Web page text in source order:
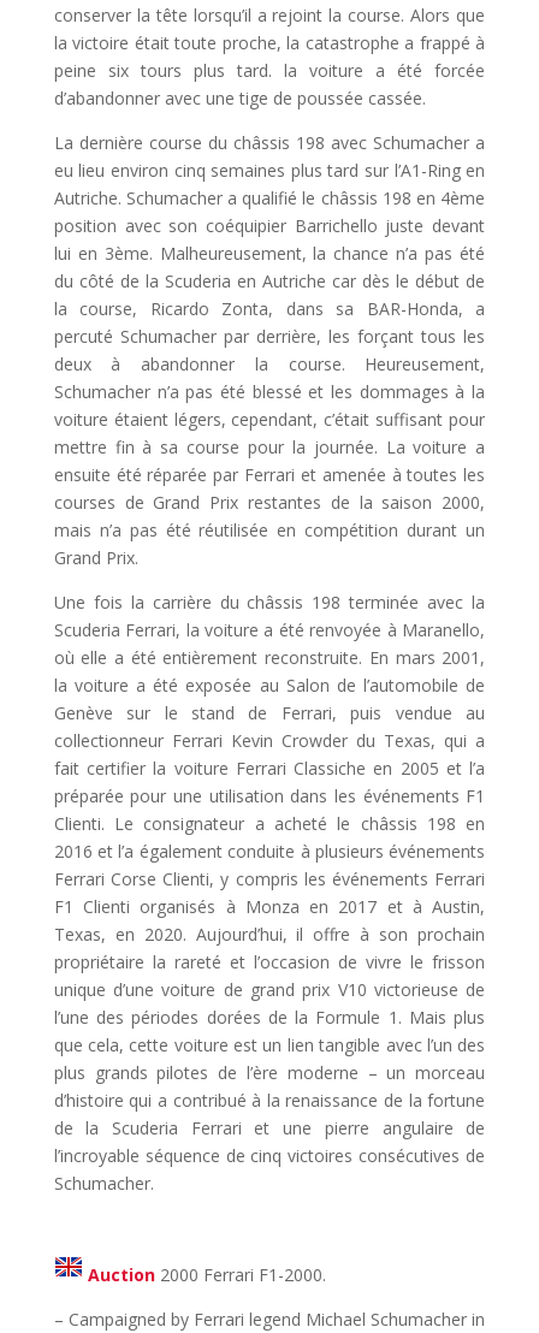
conserver la tête lorsqu’il a rejoint la course. Alors que
la victoire était toute proche, la catastrophe a frappé à
peine six tours plus tard. la voiture a été forcée
d’abandonner avec une tige de poussée cassée.
La dernière course du châssis 198 avec Schumacher a
eu lieu environ cinq semaines plus tard sur l’A1-Ring en
Autriche. Schumacher a qualifié le châssis 198 en 4ème
position avec son coéquipier Barrichello juste devant
lui en 3ème. Malheureusement, la chance n’a pas été
du côté de la Scuderia en Autriche car dès le début de
la course, Ricardo Zonta, dans sa BAR-Honda, a
percuté Schumacher par derrière, les forçant tous les
deux à abandonner la course. Heureusement,
Schumacher n’a pas été blessé et les dommages à la
voiture étaient légers, cependant, c’était suffisant pour
mettre fin à sa course pour la journée. La voiture a
ensuite été réparée par Ferrari et amenée à toutes les
courses de Grand Prix restantes de la saison 2000,
mais n’a pas été réutilisée en compétition durant un
Grand Prix.
Une fois la carrière du châssis 198 terminée avec la
Scuderia Ferrari, la voiture a été renvoyée à Maranello,
où elle a été entièrement reconstruite. En mars 2001,
la voiture a été exposée au Salon de l’automobile de
Genève sur le stand de Ferrari, puis vendue au
collectionneur Ferrari Kevin Crowder du Texas, qui a
fait certifier la voiture Ferrari Classiche en 2005 et l’a
préparée pour une utilisation dans les événements F1
Clienti. Le consignateur a acheté le châssis 198 en
2016 et l’a également conduite à plusieurs événements
Ferrari Corse Clienti, y compris les événements Ferrari
F1 Clienti organisés à Monza en 2017 et à Austin,
Texas, en 2020. Aujourd’hui, il offre à son prochain
propriétaire la rareté et l’occasion de vivre le frisson
unique d’une voiture de grand prix V10 victorieuse de
l’une des périodes dorées de la Formule 1. Mais plus
que cela, cette voiture est un lien tangible avec l’un des
plus grands pilotes de l’ère moderne – un morceau
d’histoire qui a contribué à la renaissance de la fortune
de la Scuderia Ferrari et une pierre angulaire de
l’incroyable séquence de cinq victoires consécutives de
Schumacher.
Auction2000 Ferrari F1-2000.
– Campaigned by Ferrari legend Michael Schumacher in